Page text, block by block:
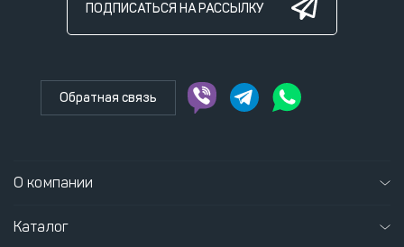
ПОДПИСАТЬСЯ НА РАССЫЛКУ
Обратная связь
О компании
Каталог